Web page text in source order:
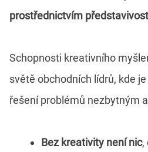
prostřednictvím
Schopnosti kreativního
světě obchodních lídrů, kde
řešení problémů nezbytným
Bez kreativity není nic,